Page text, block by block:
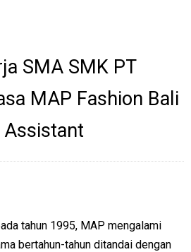
SMA SMK PT
MAP Fashion Bali
Assistant
tahun 1995, MAP mengalami
bertahun-tahun ditandai dengan